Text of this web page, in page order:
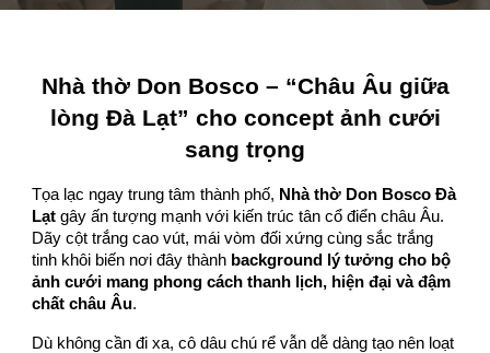
Nhà thờ Don Bosco – “Châu Âu giữa
lòng Đà Lạt” cho concept ảnh cưới
sang trọng
Tọa lạc ngay trung tâm thành phố, Nhà thờ Don Bosco Đà
Lạt gây ấn tượng mạnh với kiến trúc tân cổ điển châu Âu.
Dãy cột trắng cao vút, mái vòm đối xứng cùng sắc trắng
tinh khôi biến nơi đây thành background lý tưởng cho bộ
ảnh cưới mang phong cách thanh lịch, hiện đại và đậm
chất châu Âu.
Dù không cần đi xa, cô dâu chú rể vẫn dễ dàng tạo nên loạt